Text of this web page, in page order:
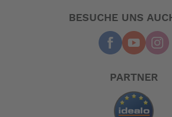
BESUCHE UNS
PARTNER